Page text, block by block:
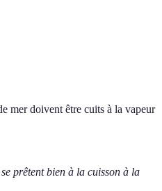
mer doivent être cuits à la vapeur
prêtent bien à la cuisson à la